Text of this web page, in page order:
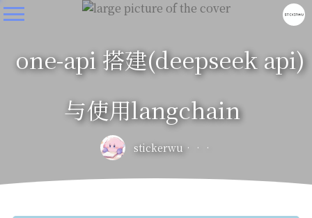
one-api 搭建(deepseek api)
与使用langchain
stickerwu